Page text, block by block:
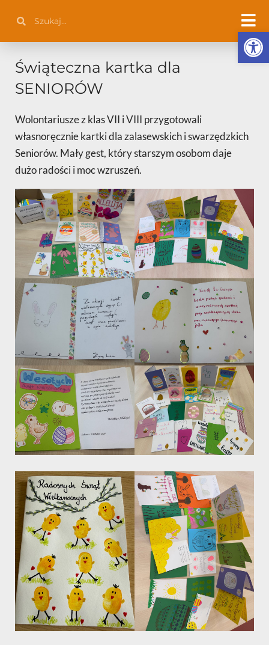
treści
Świąteczna kartka dla
SENIORÓW
Wolontariusze z klas VII i VIII przygotowali
własnoręcznie kartki dla zalasewskich i swarzędzkich
Seniorów. Mały gest, który starszym osobom daje
dużo radości i moc wzruszeń.